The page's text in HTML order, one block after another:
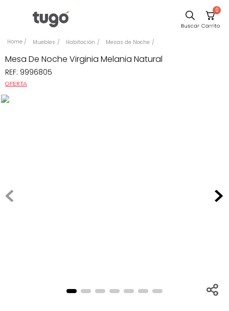
0
Muebles Habitación Mesas de Noche
Mesa De Noche Virginia Melania Natural
REF: 9996805
OFERTA
Comedor
Silla